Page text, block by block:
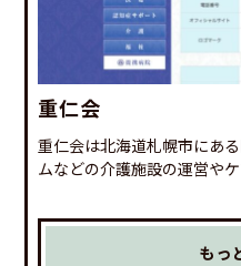
重仁会
重仁会は北海道札幌市にあ
ムなどの介護施設の運営や
もっ